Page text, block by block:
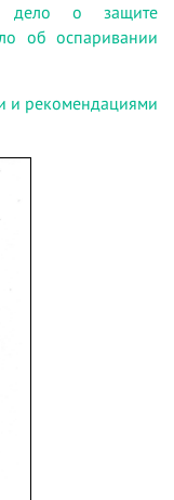
дело о защите
об оспаривании
и рекомендациями